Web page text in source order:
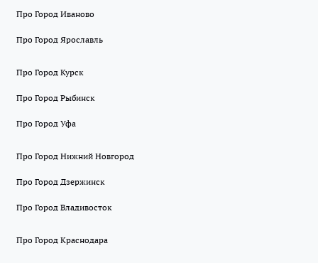
Про Город Иваново
Про Город Ярославль
Про Город Курск
Про Город Рыбинск
Про Город Уфа
Про Город Нижний Новгород
Про Город Дзержинск
Про Город Владивосток
Про Город Краснодара